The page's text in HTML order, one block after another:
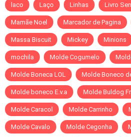
laco Laço Linhas Livro
Mamãe Noel Marcador de Pagina
Massa Biscuit Mickey Minions
mochila Molde Cogumelo
Molde Boneca LOL Molde Boneco
Molde boneco E.v.a Molde Buldog
Molde Caracol Molde Carrinho
Molde Cavalo Molde Cegonha